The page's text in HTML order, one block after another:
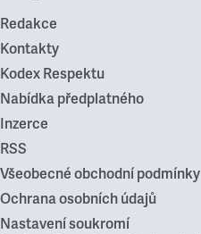
Redakce
Kontakty
Kodex Respektu
Nabídka předplatného
Inzerce
RSS
Všeobecné obchodní podmínky
Ochrana osobních údajů
Nastavení soukromí